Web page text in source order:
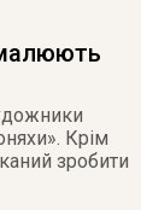
Крім
зробити